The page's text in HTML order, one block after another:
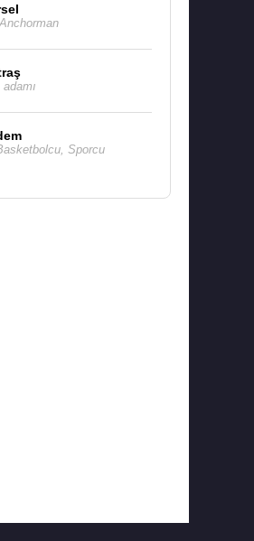
Anchorman
adamı
, Sporcu